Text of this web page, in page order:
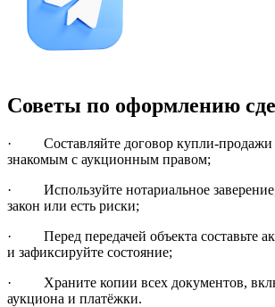
Советы по оформлению
· Составляйте договор купли-продажи
знакомым с аукционным правом;
· Используйте нотариальное заверение,
закон или есть риски;
· Перед передачей объекта составьте
и зафиксируйте состояние;
· Храните копии всех документов,
аукциона и платёжки.